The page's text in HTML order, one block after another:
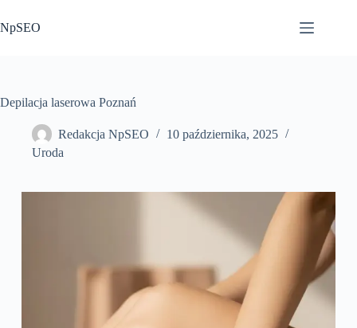
do
treści
NpSEO
Depilacja laserowa Poznań
Redakcja NpSEO
10 października, 2025
Uroda